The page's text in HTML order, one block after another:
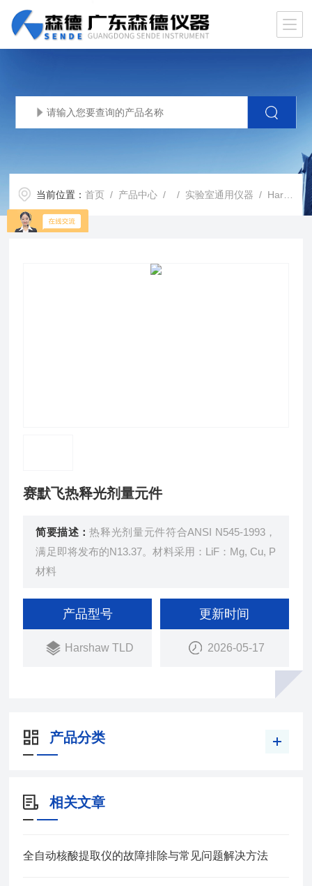
当前位置：首页 / 产品中心 / / 实验室通用仪器 / Harshaw TLD赛默飞热释光剂量元件
赛默飞热释光剂量元件
简要描述：热释光剂量元件符合ANSI N545-1993，
满足即将发布的N13.37。材料采用：LiF：Mg, Cu, P
材料
产品型号
Harshaw TLD
更新时间
2026-05-17
产品分类
相关文章
全自动核酸提取仪的故障排除与常见问题解决方法